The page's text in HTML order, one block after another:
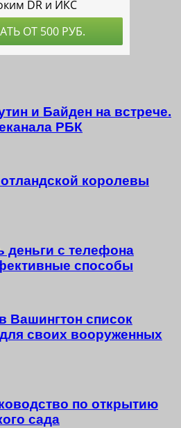
и Байден на встрече.
РБК
королевы
деньги с телефона
способы
Вашингтон список
своих вооруженных
по открытию
сада